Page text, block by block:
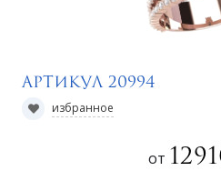
Артикул 20994
избранное
от